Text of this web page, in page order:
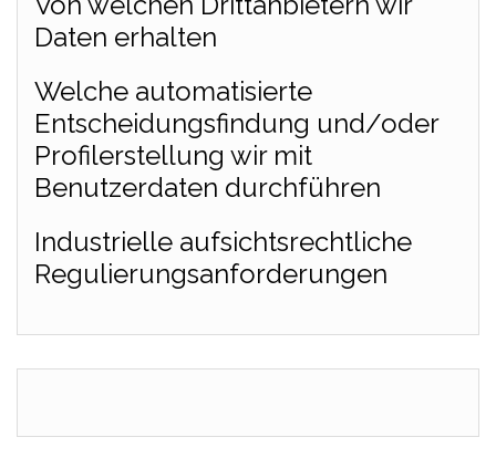
Daten erhalten
Welche automatisierte
Entscheidungsfindung und/oder
Profilerstellung wir mit
Benutzerdaten durchführen
Industrielle aufsichtsrechtliche
Regulierungsanforderungen